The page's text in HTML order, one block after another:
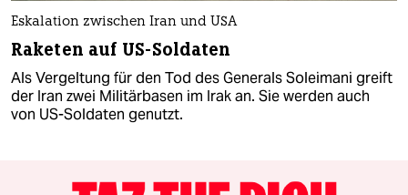
Eskalation zwischen Iran und USA
Raketen auf US-Soldaten
Als Vergeltung für den Tod des Generals Soleimani greift
der Iran zwei Militärbasen im Irak an. Sie werden auch
von US-Soldaten genutzt.